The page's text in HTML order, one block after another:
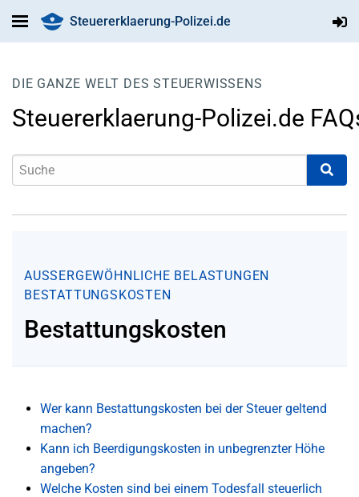
Steuererklaerung-Polizei.de
DIE GANZE WELT DES STEUERWISSENS
Steuererklaerung-Polizei.de
AUSSERGEWÖHNLICHE BELASTUNGEN
BESTATTUNGSKOSTEN
Bestattungskosten
Wer kann Bestattungskosten bei der Steuer geltend
machen?
Kann ich Beerdigungskosten in unbegrenzter Höhe
angeben?
Welche Kosten sind bei einem Todesfall steuerlich